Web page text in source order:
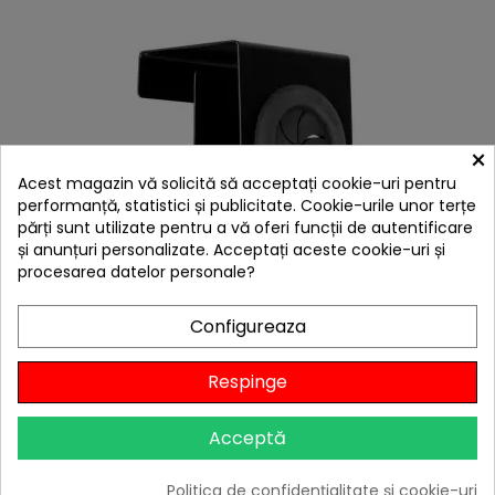
Carlig Wenko Black Outdoor Kitchen 55008100
24,00 lei
Niciun review
În stoc
Adaugă în Coș
×
Acest magazin vă solicită să acceptați cookie-uri pentru
performanță, statistici și publicitate. Cookie-urile unor terțe
părți sunt utilizate pentru a vă oferi funcții de autentificare
și anunțuri personalizate. Acceptați aceste cookie-uri și
procesarea datelor personale?
Configureaza
Respinge
Acceptă
Politica de confidențialitate și cookie-uri